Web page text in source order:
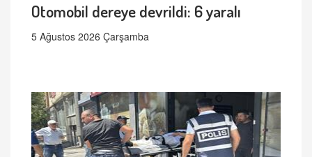
Otomobil dereye devrildi: 6 yaralı
5 Ağustos 2026 Çarşamba